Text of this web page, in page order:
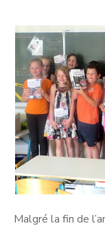
Malgré la fin de